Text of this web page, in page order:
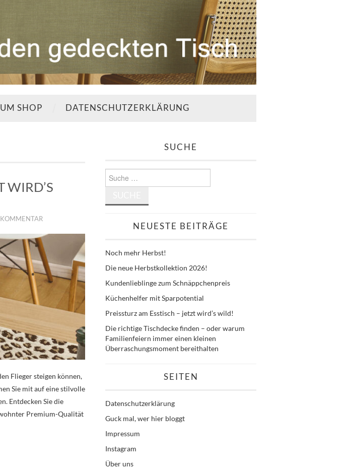
SHOP DATENSCHUTZERKLÄRUNG
WIRD’S
Flieger steigen können,
Sie mit auf eine stilvolle
Entdecken Sie die
Premium-Qualität
SUCHE
Suche
nach:
NEUESTE BEITRÄGE
Noch mehr Herbst!
Die neue Herbstkollektion 2026!
Kundenlieblinge zum Schnäppchenpreis
Küchenhelfer mit Sparpotential
Preissturz am Esstisch – jetzt wird’s wild!
Die richtige Tischdecke finden – oder warum
Familienfeiern immer einen kleinen
Überraschungsmoment bereithalten
SEITEN
Datenschutzerklärung
Guck mal, wer hier bloggt
Impressum
Instagram
Über uns